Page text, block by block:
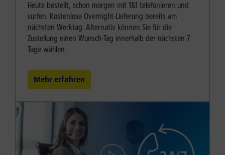
Heute bestellt, schon morgen mit 1&1 telefonieren und
surfen. Kostenlose Overnight-Lieferung bereits am
nächsten Werktag. Alternativ können Sie für die
Zustellung einen Wunsch-Tag innerhalb der nächsten 7
Tage wählen.
Mehr erfahren